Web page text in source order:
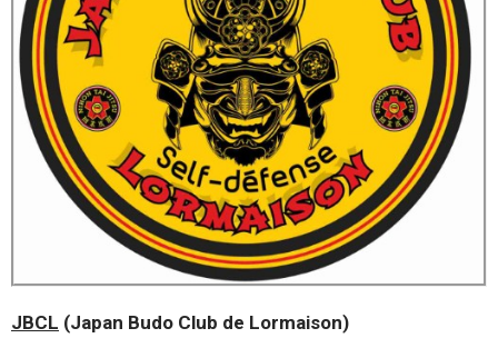
JBCL (Japan Budo Club de Lormaison)